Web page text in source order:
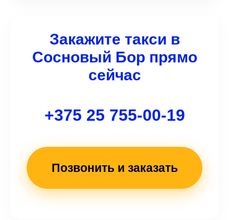
стоимость поездки является финальной и не
Закажите такси в
Сосновый Бор прямо
сейчас
+375 25 755-00-19
Позвонить и заказать